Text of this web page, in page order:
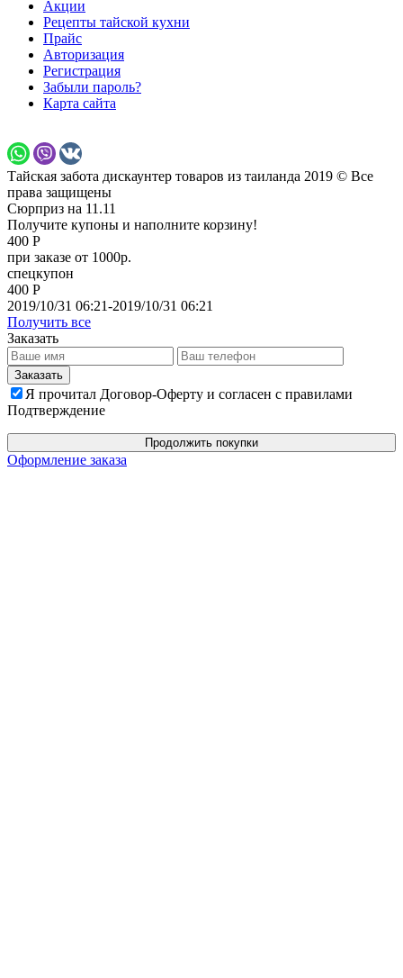
Акции
Рецепты тайской кухни
Прайс
Авторизация
Регистрация
Забыли пароль?
Карта сайта
Тайская забота дискаунтер товаров из таиланда 2019 © Все
права защищены
Сюрприз на 11.11
Получите купоны и наполните корзину!
400 Р
при заказе от 1000р.
спецкупон
400 Р
2019/10/31 06:21-2019/10/31 06:21
Получить все
Заказать
Я прочитал Договор-Оферту и согласен с правилами
Подтверждение
Продолжить покупки
Оформление заказа